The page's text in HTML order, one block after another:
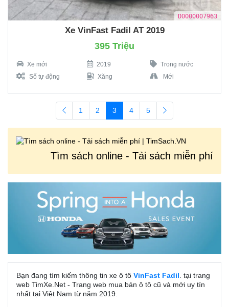
D0000007963
Xe VinFast Fadil AT 2019
395 Triệu
Xe mới 2019
Trong nước
Số tự động
Xăng Mới
1 2 3 4 5
Tìm sách online - Tải sách miễn phí
Bạn đang tìm kiếm thông tin xe ô tô VinFast Fadil . tại trang
web TimXe.Net - Trang web mua bán ô tô cũ và mới uy tín
nhất tại Việt Nam từ năm 2019.